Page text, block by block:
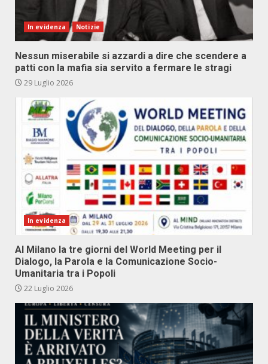
In evidenza Notizie
Nessun miserabile si azzardi a dire che scendere a
patti con la mafia sia servito a fermare le stragi
29 Luglio 2026
In evidenza
Al Milano la tre giorni del World Meeting per il
Dialogo, la Parola e la Comunicazione Socio-
Umanitaria tra i Popoli
22 Luglio 2026